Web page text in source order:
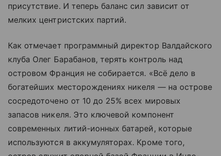
присутствие. И теперь баланс сил зависит от
мелких центристских партий.
Как отмечает программный директор Валдайского
клуба Олег Барабанов, терять контроль над
островом Франция не собирается. «Всё дело в
богатейших месторождениях никеля — на острове
сосредоточено от 10 до 25% всех мировых
запасов никеля. Это ключевой компонент
современных литий-ионных батарей, которые
используются в аккумуляторах. Кроме того,